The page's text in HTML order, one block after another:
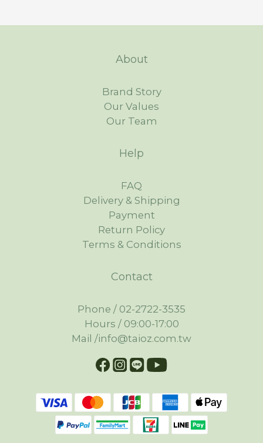
About
Brand Story
Our Values
Our Team
Help
FAQ
Delivery & Shipping
Payment
Return Policy
Terms & Conditions
Contact
Phone / 02-2722-3535
Hours / 09:00-17:00
Mail /info@taioz.com.tw